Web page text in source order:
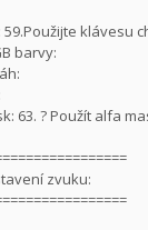
klávesu
barvy:
63. ? Použít alfa
zvuku: